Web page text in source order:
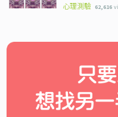
心理測驗 62,616